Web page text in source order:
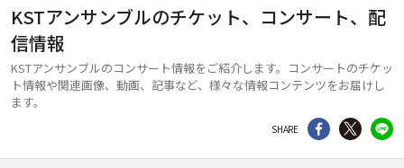
KSTアンサンブルのチケット、コンサート、配
信情報
KSTアンサンブルのコンサート情報をご紹介します。コンサートのチケッ
ト情報や関連画像、動画、記事など、様々な情報コンテンツをお届けし
ます。
SHARE シェア Twitter